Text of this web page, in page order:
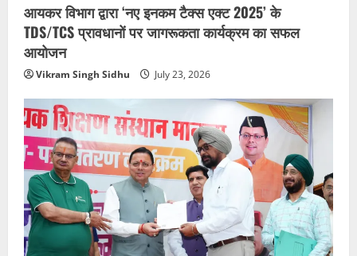
आयकर विभाग द्वारा ‘नए इनकम टैक्स एक्ट 2025’ के
TDS/TCS प्रावधानों पर जागरूकता कार्यक्रम का सफल
आयोजन
Vikram Singh Sidhu July 23, 2026